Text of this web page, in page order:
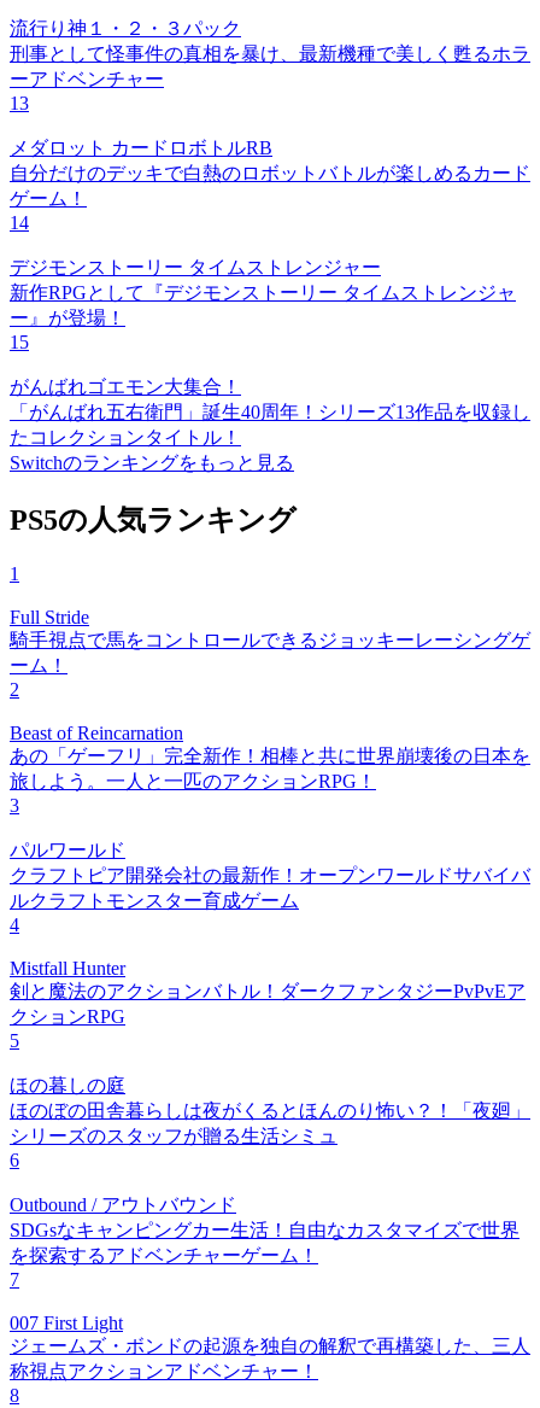
流行り神１・２・３パック
刑事として怪事件の真相を暴け、最新機種で美しく甦るホラ
ーアドベンチャー
13
メダロット カードロボトルRB
自分だけのデッキで白熱のロボットバトルが楽しめるカード
ゲーム！
14
デジモンストーリー タイムストレンジャー
新作RPGとして『デジモンストーリー タイムストレンジャ
ー』が登場！
15
がんばれゴエモン大集合！
「がんばれ五右衛門」誕生40周年！シリーズ13作品を収録し
たコレクションタイトル！
Switchのランキングをもっと見る
PS5の人気ランキング
1
Full Stride
騎手視点で馬をコントロールできるジョッキーレーシングゲ
ーム！
2
Beast of Reincarnation
あの「ゲーフリ」完全新作！相棒と共に世界崩壊後の日本を
旅しよう。一人と一匹のアクションRPG！
3
パルワールド
クラフトピア開発会社の最新作！オープンワールドサバイバ
ルクラフトモンスター育成ゲーム
4
Mistfall Hunter
剣と魔法のアクションバトル！ダークファンタジーPvPvEア
クションRPG
5
ほの暮しの庭
ほのぼの田舎暮らしは夜がくるとほんのり怖い？！「夜廻」
シリーズのスタッフが贈る生活シミュ
6
Outbound / アウトバウンド
SDGsなキャンピングカー生活！自由なカスタマイズで世界
を探索するアドベンチャーゲーム！
7
007 First Light
ジェームズ・ボンドの起源を独自の解釈で再構築した、三人
称視点アクションアドベンチャー！
8